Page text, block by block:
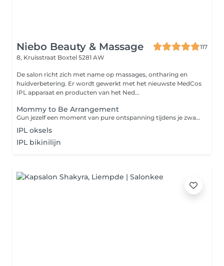
Niebo Beauty & Massage
117
8, Kruisstraat Boxtel 5281 AW
De salon richt zich met name op massages, ontharing en
huidverbetering. Er wordt gewerkt met het nieuwste MedCos
IPL apparaat en producten van het Ned...
Mommy to Be Arrangement
Gun jezelf een moment van pure ontspanning tijdens je zwangerschap met ons speciaal samengestelde Mommy to Be Arrangement. Dit verwenmoment is volledig afgestemd op de behoeften van aanstaande moeders. Je geniet van een 45 minuten durende gezichtsbehandeling, waarbij je huid intens wordt verzorgd en gehydrateerd met milde, veilige producten. Aansluitend volgt een 45 minuten ontspanningsmassage, uitgevoerd in buikligging op een speciale zwangerschapsbank van Bellezi. Deze unieke bank is ontworpen om jouw lichaam optimaal te ondersteunen, zodat je comfortabel en veilig kunt ontspannen. Dit arrangement helpt spanning te verminderen, stimuleert de doorbloeding en zorgt ervoor dat je even helemaal tot rust komt een waardevol moment voor jou én je baby. Ontspannen, verzorgen en genieten in alle comfort tijdens je zwangerschap.
IPL oksels
IPL bikinilijn